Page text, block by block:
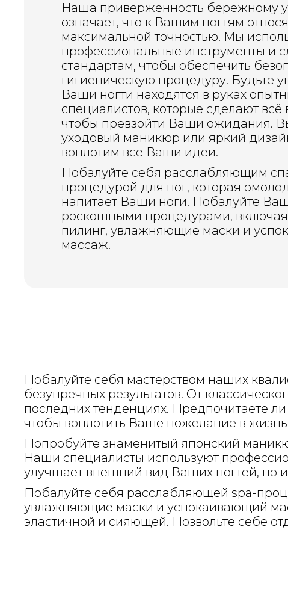
Наша приверженность бережному
означает, что к Вашим ногтям
максимальной точностью. Мы
профессиональные инструменты и
стандартам, чтобы обеспечить
гигиеническую процедуру. Будьте
Ваши ногти находятся в руках
специалистов, которые сделают всё
чтобы превзойти Ваши ожидания.
уходовый маникюр или яркий
воплотим все Ваши идеи.
Побалуйте себя расслабляющим
процедурой для ног, которая
напитает Ваши ноги. Побалуйте
роскошными процедурами,
пилинг, увлажняющие маски и
массаж.
Побалуйте себя мастерством наших
безупречных результатов. От
последних тенденциях. Предпочитаете
чтобы воплотить Ваше пожелание в
Попробуйте знаменитый японский
Наши специалисты используют
улучшает внешний вид Ваших ногтей, но
Побалуйте себя расслабляющей spa-
увлажняющие маски и успокаивающий
эластичной и сияющей. Позвольте себе